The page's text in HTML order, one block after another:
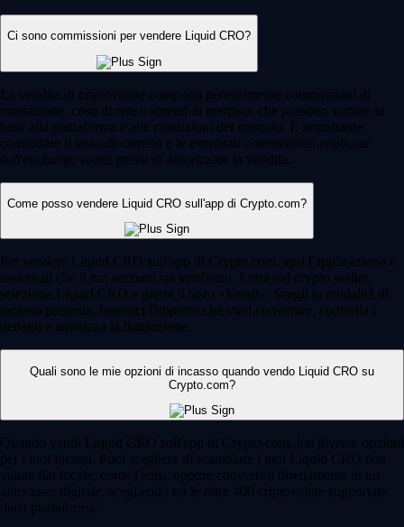
Ci sono commissioni per vendere Liquid CRO?
La vendita di criptovalute comporta generalmente commissioni di
transazione, costi di rete o spread di mercato, che possono variare in
base alla piattaforma e alle condizioni del mercato. È importante
controllare il tasso di cambio e le eventuali commissioni applicate
sull'exchange scelto prima di autorizzare la vendita.
Come posso vendere Liquid CRO sull'app di Crypto.com?
Per vendere Liquid CRO sull'app di Crypto.com, apri l'applicazione e
assicurati che il tuo account sia verificato. Entra nel crypto wallet,
seleziona Liquid CRO e premi il tasto «Vendi». Scegli la modalità di
incasso preferita, inserisci l'importo che vuoi convertire, controlla i
dettagli e autorizza la transazione.
Quali sono le mie opzioni di incasso quando vendo Liquid CRO su
Crypto.com?
Quando vendi Liquid CRO sull'app di Crypto.com, hai diverse opzioni
per i tuoi incassi. Puoi scegliere di scambiare i tuoi Liquid CRO con
valuta fiat locale, come l'euro, oppure convertirli direttamente in un
altro asset digitale, scegliendo tra le oltre 400 criptovalute supportate
dalla piattaforma.